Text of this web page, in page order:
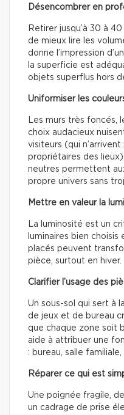
Désencombrer en
Retirer jusqu’à 30 à
de mieux lire les
donne l’impression
la superficie est
objets superflus hors
Uniformiser les
Les murs très foncés,
choix audacieux
visiteurs (qui
propriétaires des
neutres permettent
propre univers sans
Mettre en valeur la
La luminosité est un
luminaires bien
placés peuvent
pièce, surtout en hiver.
Clarifier l’usage des
Un sous-sol qui sert à
de jeux et de bureau
que chaque zone soit
aide à attribuer une
: bureau, salle
Réparer ce qui est
Une poignée fragile,
un cadrage de prise